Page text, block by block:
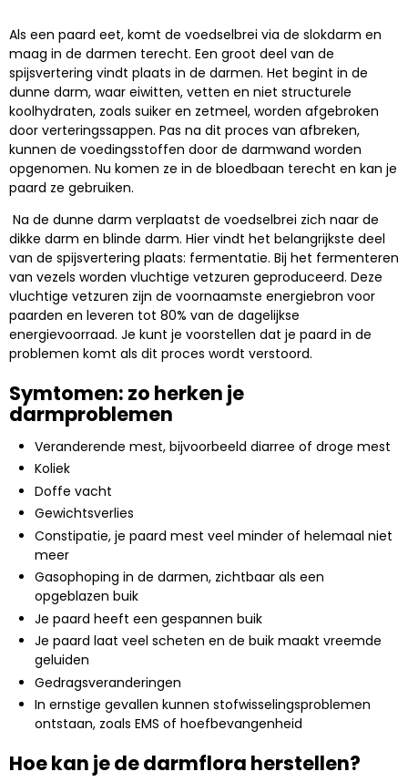
Als een paard eet, komt de voedselbrei via de slokdarm en
maag in de darmen terecht. Een groot deel van de
spijsvertering vindt plaats in de darmen. Het begint in de
dunne darm, waar eiwitten, vetten en niet structurele
koolhydraten, zoals suiker en zetmeel, worden afgebroken
door verteringssappen. Pas na dit proces van afbreken,
kunnen de voedingsstoffen door de darmwand worden
opgenomen. Nu komen ze in de bloedbaan terecht en kan je
paard ze gebruiken.
Na de dunne darm verplaatst de voedselbrei zich naar de
dikke darm en blinde darm. Hier vindt het belangrijkste deel
van de spijsvertering plaats: fermentatie. Bij het fermenteren
van vezels worden vluchtige vetzuren geproduceerd. Deze
vluchtige vetzuren zijn de voornaamste energiebron voor
paarden en leveren tot 80% van de dagelijkse
energievoorraad. Je kunt je voorstellen dat je paard in de
problemen komt als dit proces wordt verstoord.
Symtomen: zo herken je
darmproblemen
Veranderende mest, bijvoorbeeld diarree of droge mest
Koliek
Doffe vacht
Gewichtsverlies
Constipatie, je paard mest veel minder of helemaal niet
meer
Gasophoping in de darmen, zichtbaar als een
opgeblazen buik
Je paard heeft een gespannen buik
Je paard laat veel scheten en de buik maakt vreemde
geluiden
Gedragsveranderingen
In ernstige gevallen kunnen stofwisselingsproblemen
ontstaan, zoals EMS of hoefbevangenheid
Hoe kan je de darmflora herstellen?